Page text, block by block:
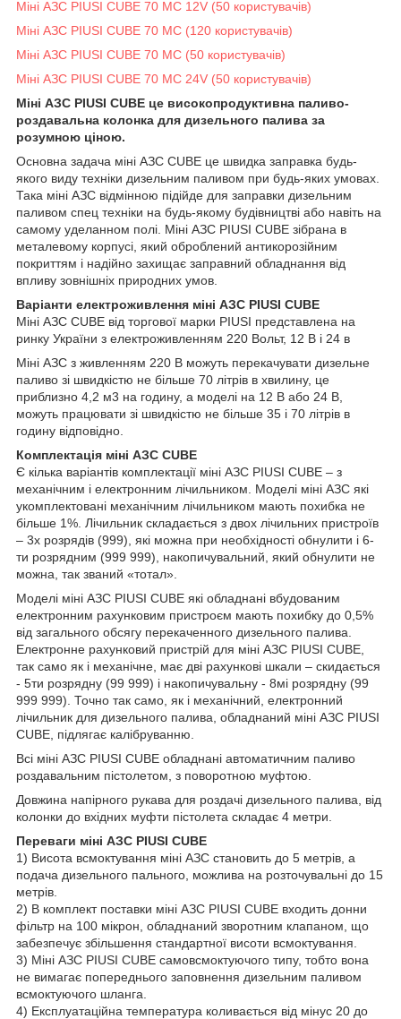
Міні АЗС PIUSI CUBE 70 MC 12V (50 користувачів)
Міні АЗС PIUSI CUBE 70 MC (120 користувачів)
Міні АЗС PIUSI CUBE 70 MC (50 користувачів)
Міні АЗС PIUSI CUBE 70 MC 24V (50 користувачів)
Міні АЗС PIUSI CUBE це високопродуктивна паливо-
роздавальна колонка для дизельного палива за
розумною ціною.
Основна задача міні АЗС CUBE це швидка заправка будь-
якого виду техніки дизельним паливом при будь-яких умовах.
Така міні АЗС відмінною підійде для заправки дизельним
паливом спец техніки на будь-якому будівництві або навіть на
самому уделанном полі. Міні АЗС PIUSI CUBE зібрана в
металевому корпусі, який оброблений антикорозійним
покриттям і надійно захищає заправний обладнання від
впливу зовнішніх природних умов.
Варіанти електроживлення міні АЗС PIUSI CUBE
Міні АЗС CUBE від торгової марки PIUSI представлена на
ринку України з електроживленням 220 Вольт, 12 В і 24 в
Міні АЗС з живленням 220 В можуть перекачувати дизельне
паливо зі швидкістю не більше 70 літрів в хвилину, це
приблизно 4,2 м3 на годину, а моделі на 12 В або 24 В,
можуть працювати зі швидкістю не більше 35 і 70 літрів в
годину відповідно.
Комплектація міні АЗС CUBE
Є кілька варіантів комплектації міні АЗС PIUSI CUBE – з
механічним і електронним лічильником. Моделі міні АЗС які
укомплектовані механічним лічильником мають похибка не
більше 1%. Лічильник складається з двох лічильних пристроїв
– 3х розрядів (999), які можна при необхідності обнулити і 6-
ти розрядним (999 999), накопичувальний, який обнулити не
можна, так званий «тотал».
Моделі міні АЗС PIUSI CUBE які обладнані вбудованим
електронним рахунковим пристроєм мають похибку до 0,5%
від загального обсягу перекаченного дизельного палива.
Електронне рахунковий пристрій для міні АЗС PIUSI CUBE,
так само як і механічне, має дві рахункові шкали – скидається
- 5ти розрядну (99 999) і накопичувальну - 8мі розрядну (99
999 999). Точно так само, як і механічний, електронний
лічильник для дизельного палива, обладнаний міні АЗС PIUSI
CUBE, підлягає калібруванню.
Всі міні АЗС PIUSI CUBE обладнані автоматичним паливо
роздавальним пістолетом, з поворотною муфтою.
Довжина напірного рукава для роздачі дизельного палива, від
колонки до вхідних муфти пістолета складає 4 метри.
Переваги міні АЗС PIUSI CUBE
1) Висота всмоктування міні АЗС становить до 5 метрів, а
подача дизельного пального, можлива на розточувальні до 15
метрів.
2) В комплект поставки міні АЗС PIUSI CUBE входить донни
фільтр на 100 мікрон, обладнаний зворотним клапаном, що
забезпечує збільшення стандартної висоти всмоктування.
3) Міні АЗС PIUSI CUBE самовсмоктуючого типу, тобто вона
не вимагає попереднього заповнення дизельним паливом
всмоктуючого шланга.
4) Експлуатаційна температура коливається від мінус 20 до